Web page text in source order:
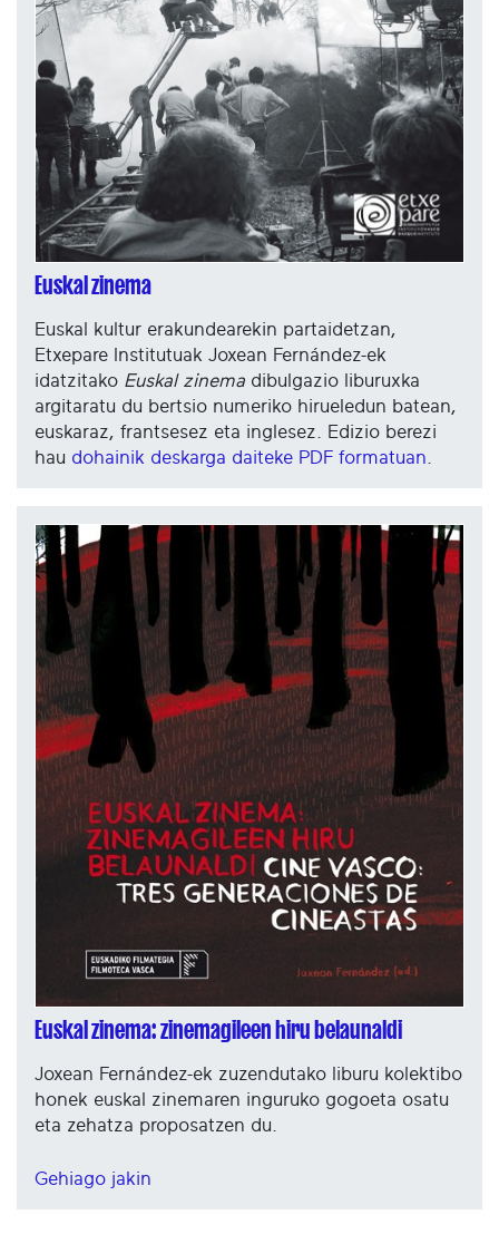
Euskal zinema
Euskal kultur erakundearekin partaidetzan,
Etxepare Institutuak Joxean Fernández-ek
idatzitako Euskal zinema dibulgazio liburuxka
argitaratu du bertsio numeriko hirueledun batean,
euskaraz, frantsesez eta inglesez. Edizio berezi
hau dohainik deskarga daiteke PDF formatuan
Euskal zinema: zinemagileen hiru belaunaldi
Joxean Fernández-ek zuzendutako liburu kolektibo
honek euskal zinemaren inguruko gogoeta osatu
eta zehatza proposatzen du.
Gehiago jakin